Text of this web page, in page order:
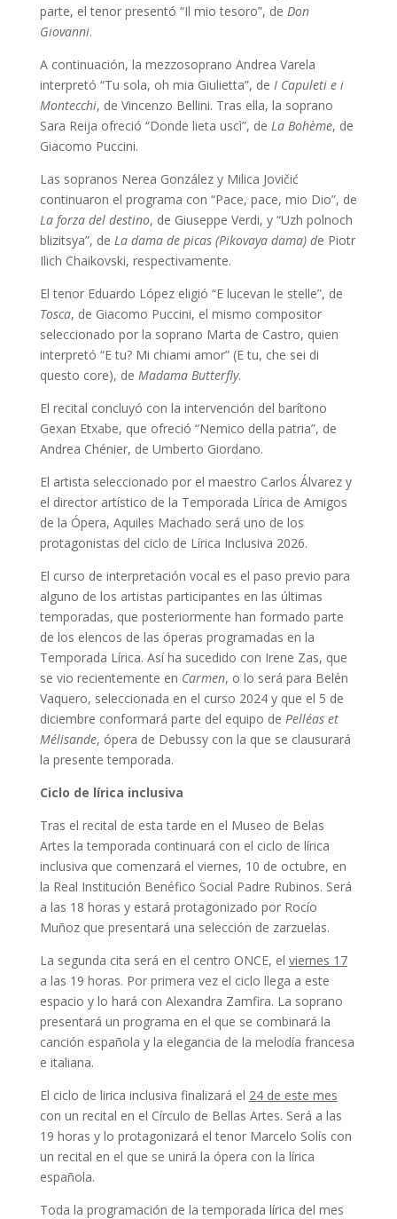
parte, el tenor presentó “Il mio tesoro”, de Don
Giovanni.
A continuación, la mezzosoprano Andrea Varela
interpretó “Tu sola, oh mia Giulietta”, de I Capuleti e i
Montecchi, de Vincenzo Bellini. Tras ella, la soprano
Sara Reija ofreció “Donde lieta uscì”, de La Bohème, de
Giacomo Puccini.
Las sopranos Nerea González y Milica Jovičić
continuaron el programa con “Pace, pace, mio Dio”, de
La forza del destino, de Giuseppe Verdi, y “Uzh polnoch
blizitsya”, de La dama de picas (Pikovaya dama) de Piotr
Ilich Chaikovski, respectivamente.
El tenor Eduardo López eligió “E lucevan le stelle”, de
Tosca, de Giacomo Puccini, el mismo compositor
seleccionado por la soprano Marta de Castro, quien
interpretó “E tu? Mi chiami amor” (E tu, che sei di
questo core), de Madama Butterfly.
El recital concluyó con la intervención del barítono
Gexan Etxabe, que ofreció “Nemico della patria”, de
Andrea Chénier, de Umberto Giordano.
El artista seleccionado por el maestro Carlos Álvarez y
el director artístico de la Temporada Lírica de Amigos
de la Ópera, Aquiles Machado será uno de los
protagonistas del ciclo de Lírica Inclusiva 2026.
El curso de interpretación vocal es el paso previo para
alguno de los artistas participantes en las últimas
temporadas, que posteriormente han formado parte
de los elencos de las óperas programadas en la
Temporada Lírica. Así ha sucedido con Irene Zas, que
se vio recientemente en Carmen, o lo será para Belén
Vaquero, seleccionada en el curso 2024 y que el 5 de
diciembre conformará parte del equipo de Pelléas et
Mélisande, ópera de Debussy con la que se clausurará
la presente temporada.
Ciclo de lírica inclusiva
Tras el recital de esta tarde en el Museo de Belas
Artes la temporada continuará con el ciclo de lírica
inclusiva que comenzará el viernes, 10 de octubre, en
la Real Institución Benéfico Social Padre Rubinos. Será
a las 18 horas y estará protagonizado por Rocío
Muñoz que presentará una selección de zarzuelas.
La segunda cita será en el centro ONCE, el viernes 17
a las 19 horas. Por primera vez el ciclo llega a este
espacio y lo hará con Alexandra Zamfira. La soprano
presentará un programa en el que se combinará la
canción española y la elegancia de la melodía francesa
e italiana.
El ciclo de lirica inclusiva finalizará el 24 de este mes
con un recital en el Círculo de Bellas Artes. Será a las
19 horas y lo protagonizará el tenor Marcelo Solís con
un recital en el que se unirá la ópera con la lírica
española.
Toda la programación de la temporada lírica del mes